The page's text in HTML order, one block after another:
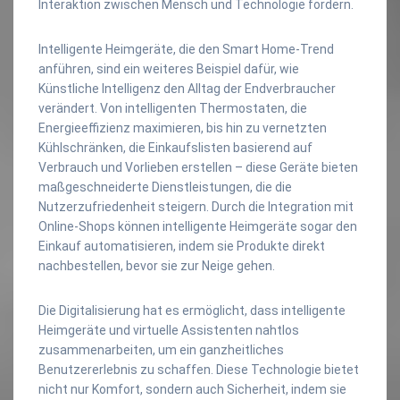
Interaktion zwischen Mensch und Technologie fördern.
Intelligente Heimgeräte, die den Smart Home-Trend
anführen, sind ein weiteres Beispiel dafür, wie
Künstliche Intelligenz den Alltag der Endverbraucher
verändert. Von intelligenten Thermostaten, die
Energieeffizienz maximieren, bis hin zu vernetzten
Kühlschränken, die Einkaufslisten basierend auf
Verbrauch und Vorlieben erstellen – diese Geräte bieten
maßgeschneiderte Dienstleistungen, die die
Nutzerzufriedenheit steigern. Durch die Integration mit
Online-Shops können intelligente Heimgeräte sogar den
Einkauf automatisieren, indem sie Produkte direkt
nachbestellen, bevor sie zur Neige gehen.
Die Digitalisierung hat es ermöglicht, dass intelligente
Heimgeräte und virtuelle Assistenten nahtlos
zusammenarbeiten, um ein ganzheitliches
Benutzererlebnis zu schaffen. Diese Technologie bietet
nicht nur Komfort, sondern auch Sicherheit, indem sie